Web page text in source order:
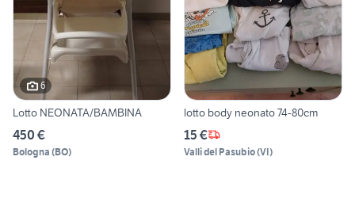
6
Lotto NEONATA/BAMBINA
450 €
Bologna (BO)
lotto body neonato 74-80cm
15 €
Valli del Pasubio(VI)